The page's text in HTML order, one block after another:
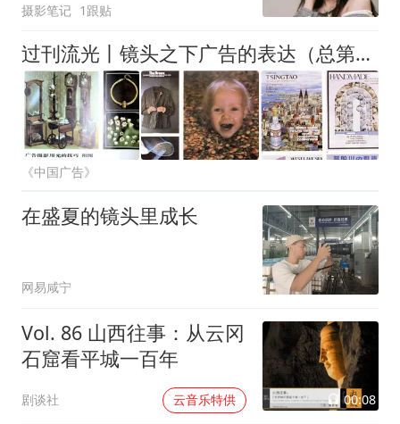
摄影笔记 1跟贴
过刊流光丨镜头之下广告的表达（总第7期）
《中国广告》
在盛夏的镜头里成长
网易咸宁
Vol. 86 山西往事：从云冈
石窟看平城一百年
剧谈社 云音乐特供 00:08